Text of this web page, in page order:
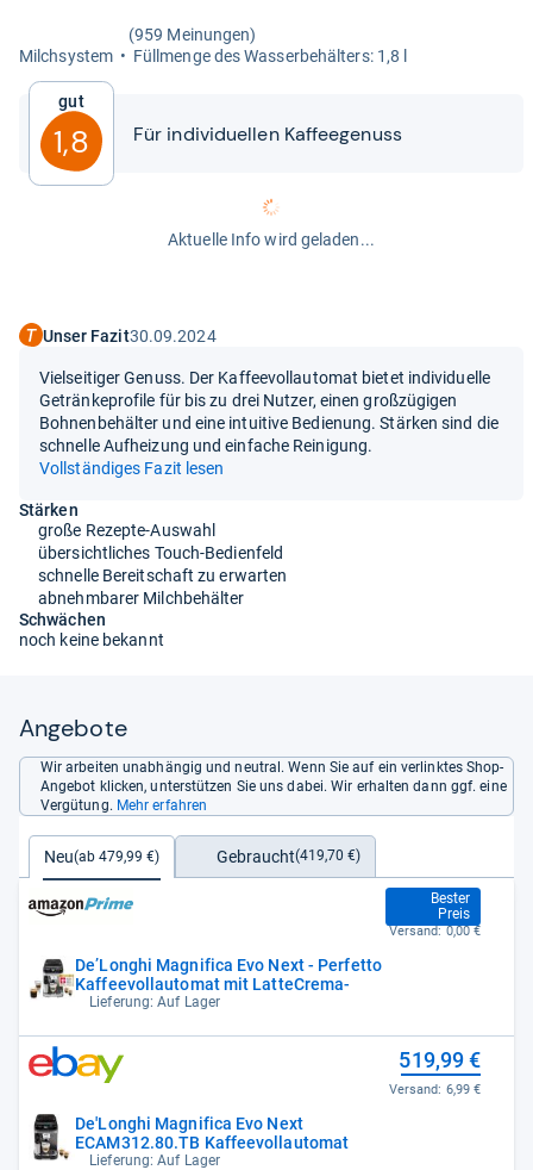
(959 Meinungen)
Milch­sys­tem
Füll­menge des Was­ser­be­häl­ters: 1,8 l
Gut
1,8 Für indi­vi­du­el­len Kaf­fee­ge­nuss
Aktuelle Info wird geladen...
Unser Fazit30.09.2024
Vielseitiger Genuss. Der Kaffeevollautomat bietet individuelle
Getränkeprofile für bis zu drei Nutzer, einen großzügigen
Bohnenbehälter und eine intuitive Bedienung. Stärken sind die
schnelle Aufheizung und einfache Reinigung.
Vollständiges Fazit lesen
Stärken
große Rezepte-Auswahl
übersichtliches Touch-Bedienfeld
schnelle Bereitschaft zu erwarten
abnehmbarer Milchbehälter
Schwächen
noch keine bekannt
Angebote
Wir arbeiten unabhängig und neutral. Wenn Sie auf ein verlinktes Shop-
Angebot klicken, unterstützen Sie uns dabei. Wir erhalten dann ggf. eine
Vergütung. Mehr erfahren
Neu(ab 479,99 €) Gebraucht(419,70 €)
De’Longhi Magnifica Evo Next - Perfetto
Kaffeevollautomat mit LatteCrema-
Lieferung: Auf Lager
Bester
Preis
479,99 €
Versand: 0,00 €
De'Longhi Magnifica Evo Next
ECAM312.80.TB Kaffeevollautomat
Lieferung: Auf Lager
519,99 €
Versand: 6,99 €